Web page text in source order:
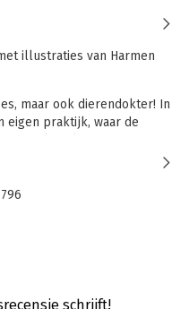
illustraties van Harmen
maar ook dierendokter! In
eigen praktijk, waar de
een stevige
is. Een vergeetachtige
zwijntje dat op zoek is
verkoudheid:
Sam hen kan helpen. Van
elk dier met
schrijft!